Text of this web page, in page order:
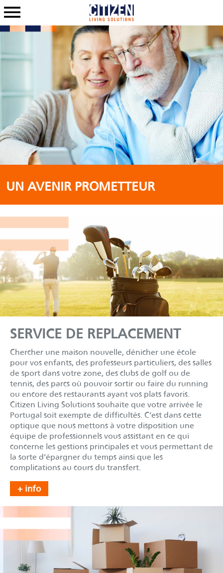
UN AVENIR PROMETTEUR
SERVICE DE REPLACEMENT
Chercher une maison nouvelle, dénicher une école
pour vos enfants, des professeurs particuliers, des salles
de sport dans votre zone, des clubs de golf ou de
tennis, des parcs où pouvoir sortir ou faire du running
ou encore des restaurants ayant vos plats favoris.
Citizen Living Solutions souhaite que votre arrivée le
Portugal soit exempte de difficultés. C’est dans cette
optique que nous mettons à votre disposition une
équipe de professionnels vous assistant en ce qui
concerne les gestions principales et vous permettant de
la sorte d’épargner du temps ainsi que les
complications au cours du transfert.
+ info